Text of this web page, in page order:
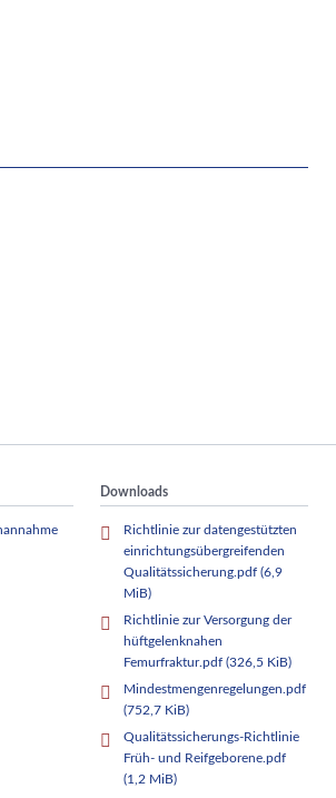
Downloads
Richtlinie zur datengestützten
einrichtungsübergreifenden
Qualitätssicherung.pdf(6,9
MiB)
Richtlinie zur Versorgung der
hüftgelenknahen
Femurfraktur.pdf(326,5 KiB)
Mindestmengenregelungen.pdf
(752,7 KiB)
Qualitätssicherungs-Richtlinie
Früh- und Reifgeborene.pdf
(1,2 MiB)